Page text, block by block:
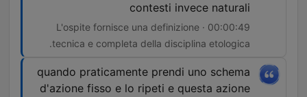
contesti invece naturali
00:00:49 · L'ospite fornisce una definizione
tecnica e completa della disciplina etologica.
quando praticamente prendi uno schema
d'azione fisso e lo ripeti e questa azione